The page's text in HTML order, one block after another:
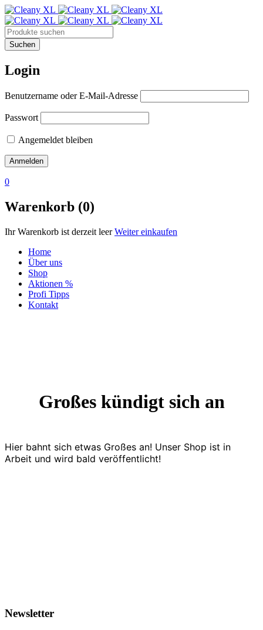
Login
Benutzername oder E-Mail-Adresse
Passwort
Angemeldet bleiben
0
Warenkorb (0)
Ihr Warenkorb ist derzeit leer Weiter einkaufen
Home
Über uns
Shop
Aktionen %
Profi Tipps
Kontakt
Großes kündigt sich an
Hier bahnt sich etwas Großes an! Unser Shop ist in
Arbeit und wird bald veröffentlicht!
Newsletter